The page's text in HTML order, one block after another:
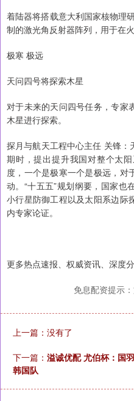
着陆器将搭载意大利国家核物理
制的激光角反射器阵列，用于在
极寒 极远
天问四号将探索木星
对于未来的天问四号任务，专家
木星进行探索。
探月与航天工程中心主任 关锋
期时，提出提升我国对整个太
度，一个是极寒一个是极远，对
动。“十五五”规划纲要，国家也
小行星防御工程以及太阳系边际
内专家论证。
更多热点速报、权威资讯、深度
免息配资提示
上一篇：没有了
下一篇： 溢诚优配 尤伯杯：国
韩国队